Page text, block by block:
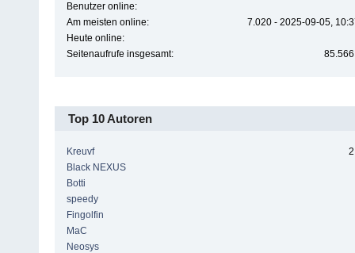
Benutzer online:
Am meisten online:
7.020 - 2025-09-05,
Heute online:
Seitenaufrufe insgesamt:
Top 10 Autoren
Kreuvf
Black NEXUS
Botti
speedy
Fingolfin
MaC
Neosys